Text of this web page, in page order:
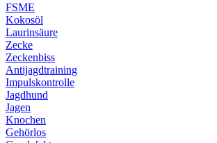
FSME
Kokosöl
Laurinsäure
Zecke
Zeckenbiss
Antijagdtraining
Impulskontrolle
Jagdhund
Jagen
Knochen
Gehörlos